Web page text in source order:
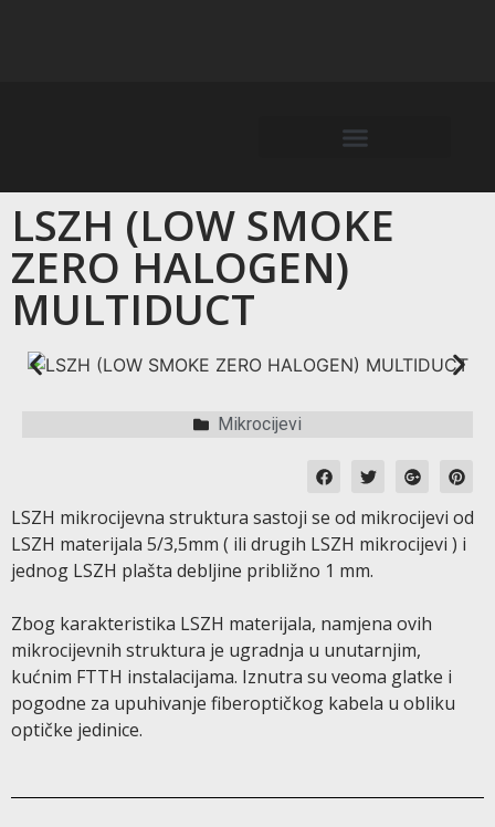
LSZH (LOW SMOKE
ZERO HALOGEN)
MULTIDUCT
Mikrocijevi
LSZH mikrocijevna struktura sastoji se od mikrocijevi od
LSZH materijala 5/3,5mm ( ili drugih LSZH mikrocijevi ) i
jednog LSZH plašta debljine približno 1 mm.
Zbog karakteristika LSZH materijala, namjena ovih
mikrocijevnih struktura je ugradnja u unutarnjim,
kućnim FTTH instalacijama. Iznutra su veoma glatke i
pogodne za upuhivanje fiberoptičkog kabela u obliku
optičke jedinice.